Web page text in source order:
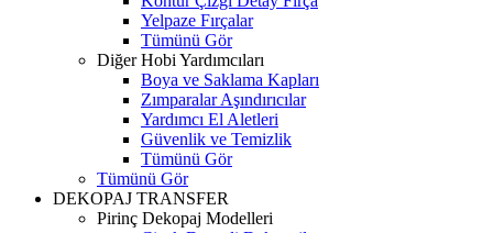
Yelpaze Fırçalar
Tümünü Gör
Diğer Hobi Yardımcıları
Boya ve Saklama Kapları
Zımparalar Aşındırıcılar
Yardımcı El Aletleri
Güvenlik ve Temizlik
Tümünü Gör
Tümünü Gör
DEKOPAJ TRANSFER
Pirinç Dekopaj Modelleri